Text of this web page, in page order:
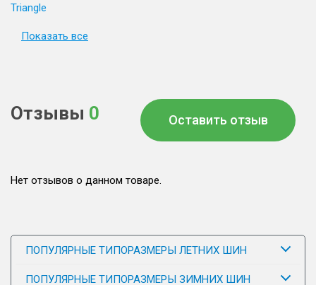
Triangle
Показать все
Отзывы 0 Оставить отзыв
Нет отзывов о данном товаре.
ПОПУЛЯРНЫЕ ТИПОРАЗМЕРЫ ЛЕТНИХ ШИН
ПОПУЛЯРНЫЕ ТИПОРАЗМЕРЫ ЗИМНИХ ШИН